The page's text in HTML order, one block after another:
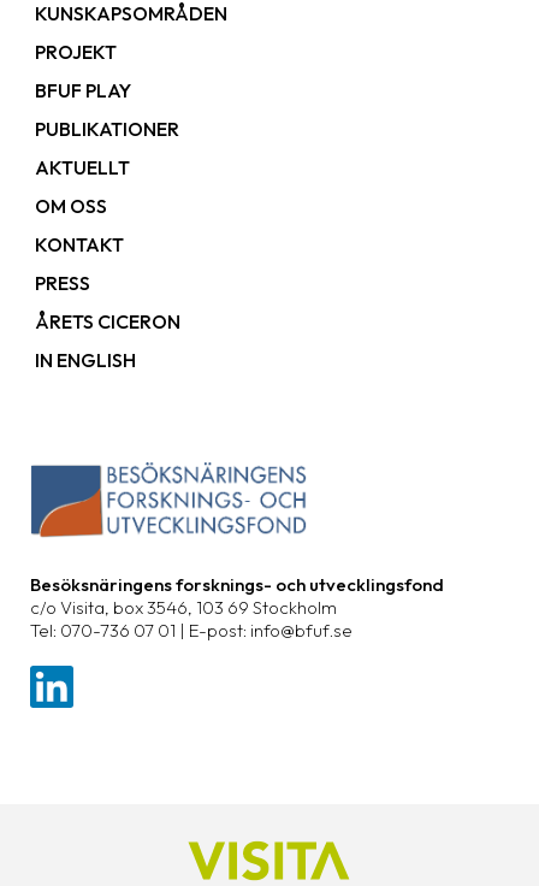
Besöksnäringens forsknings- och utvecklingsfond
c/o Visita, box 3546, 103 69 Stockholm
Tel: 070-736 07 01 | E-post: info@bfuf.se
KUNSKAPSOMRÅDEN
PROJEKT
BFUF PLAY
PUBLIKATIONER
AKTUELLT
OM OSS
KONTAKT
PRESS
ÅRETS CICERON
IN ENGLISH